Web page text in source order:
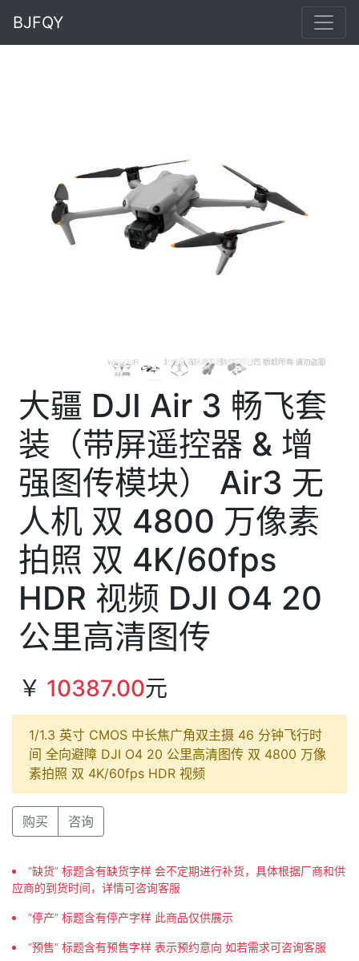
BJFQY
Previous
大疆 DJI Air 3 畅飞套
装（带屏遥控器 & 增
强图传模块） Air3 无
人机 双 4800 万像素
拍照 双 4K/60fps
HDR 视频 DJI O4 20
公里高清图传
￥ 10387.00元
1/1.3 英寸 CMOS 中长焦广角双主摄 46 分钟飞行时
间 全向避障 DJI O4 20 公里高清图传 双 4800 万像
素拍照 双 4K/60fps HDR 视频
购买 咨询
“缺货” 标题含有缺货字样 会不定期进行补货，具体根据厂商和供
应商的到货时间，详情可咨询客服
“停产” 标题含有停产字样 此商品仅供展示
“预售” 标题含有预售字样 表示预约意向 如若需求可咨询客服